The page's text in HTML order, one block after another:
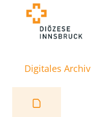
Digitales Archiv